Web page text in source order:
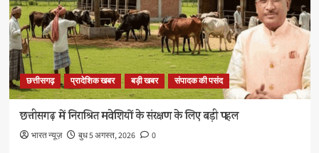
छत्तीसगढ़ प्रादेशिक खबर बड़ी खबर संपादक की पसंद
छत्तीसगढ़ में निराश्रित मवेशियों के संरक्षण के लिए बड़ी पहल
भारत न्यूज़ बुध 5 अगस्त, 2026 0